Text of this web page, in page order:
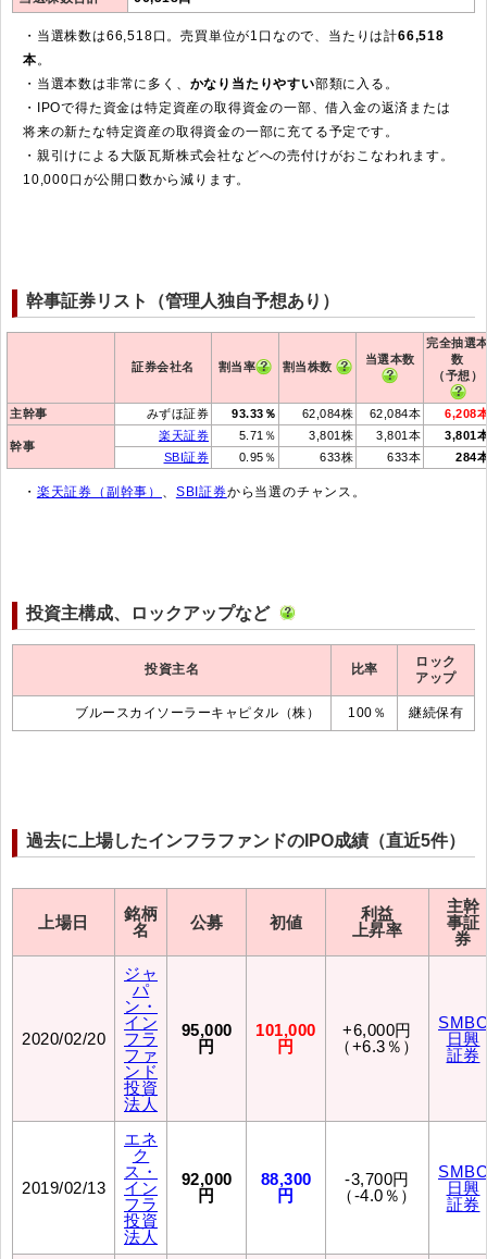
・当選株数は66,518口。売買単位が1口なので、当たりは計66,518
本。
・当選本数は非常に多く、 かなり当たりやすい部類に入る。
・IPOで得た資金は特定資産の取得資金の一部、借入金の返済または
将来の新たな特定資産の取得資金の一部に充てる予定です。
・親引けによる大阪瓦斯株式会社などへの売付けがおこなわれます。
10,000口が公開口数から減ります。
幹事証券リスト（管理人独自予想あり）
証券会社名 割当率 割当株数
当選本数
完全抽選
数
（予想）
主幹事 みずほ証券 93.33％ 62,084株 62,084本 6,208
幹事
楽天証券 5.71％ 3,801株 3,801本
3,801
SBI証券
0.95％ 633株 633本 284
・ 楽天証券（副幹事） 、 SBI証券から当選のチャンス。
投資主構成、ロックアップなど
投資主名 比率
ロック
アップ
ブルースカイソーラーキャピタル（株） 100％ 継続保有
過去に上場したインフラファンドのIPO成績（直近5件）
上場日
銘柄
名
公募 初値
利益
上昇率
主幹
事証
券
2020/02/20
ジャ
パ
ン・
イン
フラ
ファ
ンド
投資
法人
95,000
円
101,000
円
+6,000円
（+6.3％）
SMBC
日興
証券
2019/02/13
エネ
ク
ス・
イン
フラ
投資
法人
92,000
円
88,300
円
-3,700円
（-4.0％）
SMBC
日興
証券